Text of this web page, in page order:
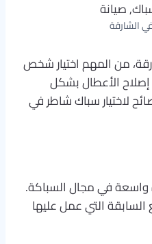
الشارقة
من المهم اختيار شخص
الأعطال بشكل
لاختيار سباك شاطر في
واسعة في مجال السباكة.
التي عمل عليها